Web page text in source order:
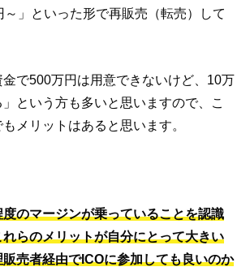
」といった形で再販売（転売）して
金で500万円は用意できないけど、10万
という方も多いと思いますので、こ
メリットはあると思います。
度のマージンが乗っていることを認識
れらのメリットが自分にとって大きい
販売者経由でICOに参加しても良いのか